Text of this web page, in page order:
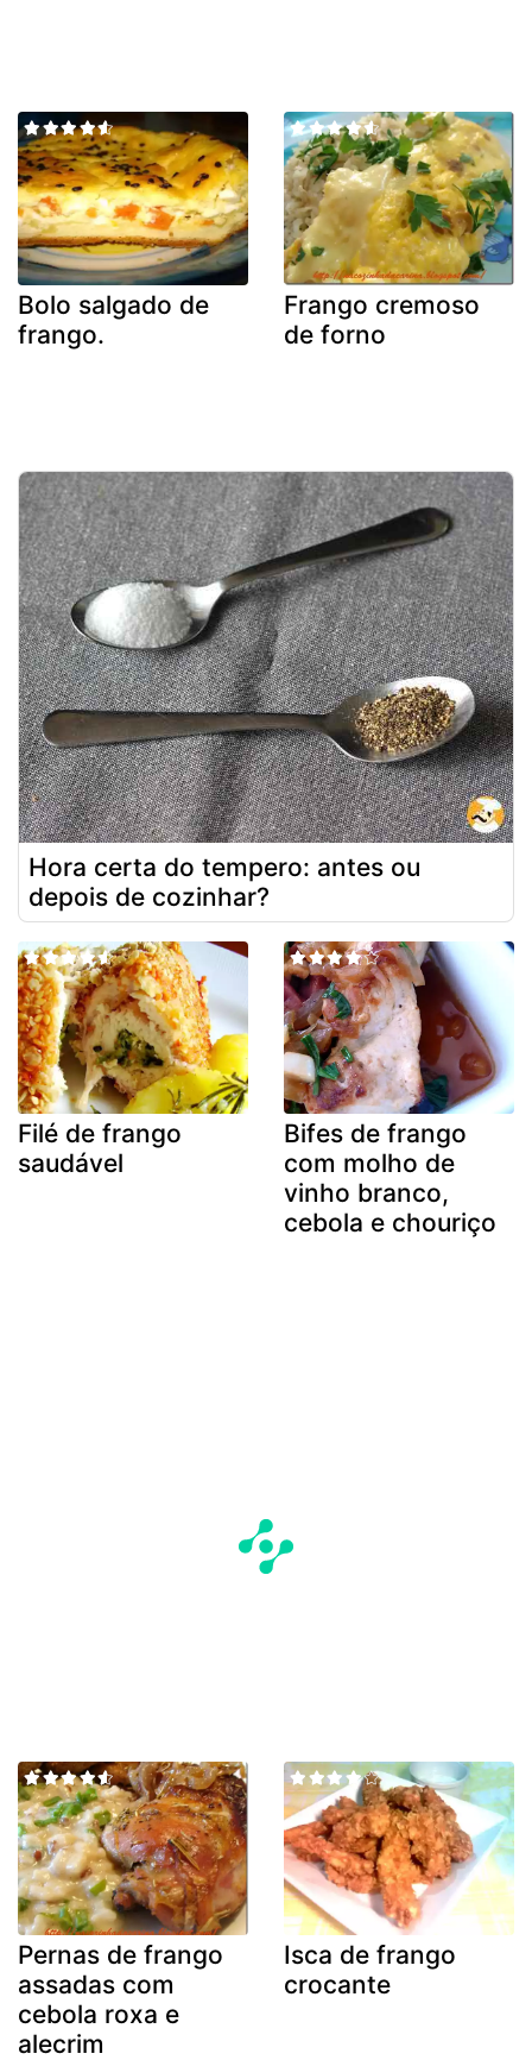
Bolo salgado de
frango.
Frango cremoso
de forno
Hora certa do tempero: antes ou
depois de cozinhar?
Filé de frango
saudável
Bifes de frango
com molho de
vinho branco,
cebola e chouriço
Pernas de frango
assadas com
cebola roxa e
alecrim
Isca de frango
crocante